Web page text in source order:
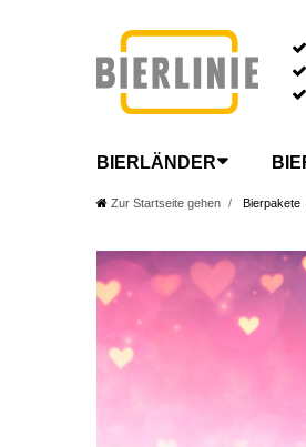
BIERLÄNDER
Zur Startseite gehen Bierpakete